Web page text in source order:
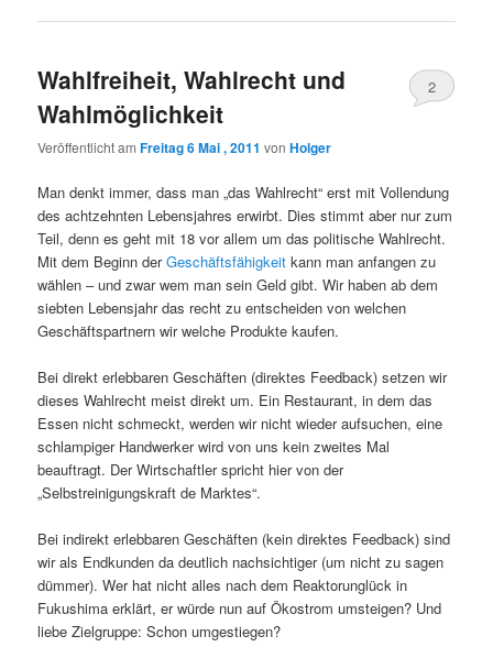
Wahlfreiheit, Wahlrecht und
Wahlmöglichkeit
Veröffentlicht amFreitag 6 Mai , 2011 vonHolger
2
Man denkt immer, dass man „das Wahlrecht“ erst mit Vollendung
des achtzehnten Lebensjahres erwirbt. Dies stimmt aber nur zum
Teil, denn es geht mit 18 vor allem um das politische Wahlrecht.
Mit dem Beginn derGeschäftsfähigkeit kann man anfangen zu
wählen – und zwar wem man sein Geld gibt. Wir haben ab dem
siebten Lebensjahr das recht zu entscheiden von welchen
Geschäftspartnern wir welche Produkte kaufen.
Bei direkt erlebbaren Geschäften (direktes Feedback) setzen wir
dieses Wahlrecht meist direkt um. Ein Restaurant, in dem das
Essen nicht schmeckt, werden wir nicht wieder aufsuchen, eine
schlampiger Handwerker wird von uns kein zweites Mal
beauftragt. Der Wirtschaftler spricht hier von der
„Selbstreinigungskraft de Marktes“.
Bei indirekt erlebbaren Geschäften (kein direktes Feedback) sind
wir als Endkunden da deutlich nachsichtiger (um nicht zu sagen
dümmer). Wer hat nicht alles nach dem Reaktorunglück in
Fukushima erklärt, er würde nun auf Ökostrom umsteigen? Und
liebe Zielgruppe: Schon umgestiegen?